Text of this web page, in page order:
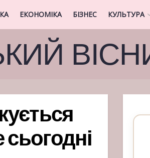
ЕКОНОМІКА БІЗНЕС КУЛЬТУРА